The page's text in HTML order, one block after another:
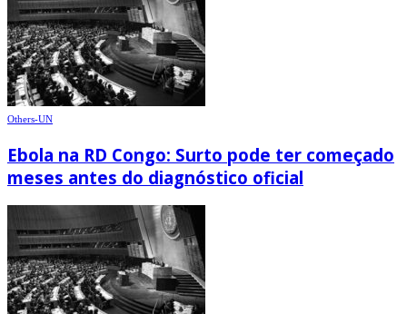
Others-UN
Ebola na RD Congo: Surto pode ter começado
meses antes do diagnóstico oficial